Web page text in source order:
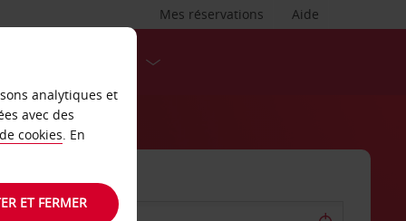
Aide
Mes réservations
analytiques et
avec des
cookies. En
ET FERMER